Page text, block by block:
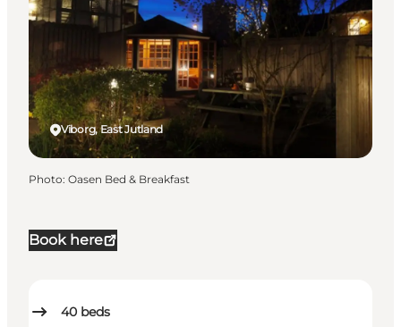
Book here
40 beds
Viborg, East Jutland
Photo: Oasen Bed & Breakfast